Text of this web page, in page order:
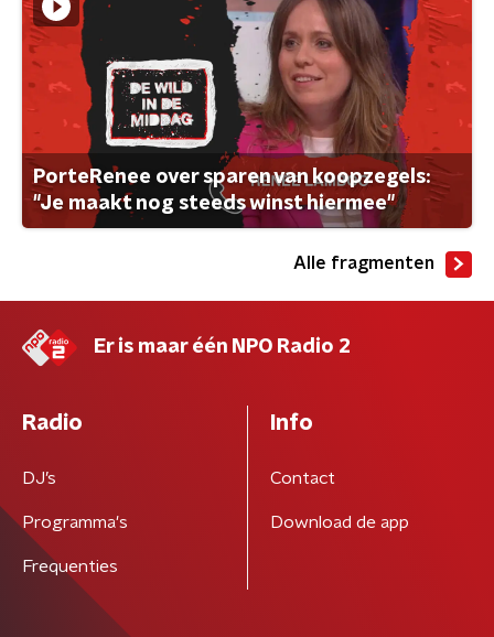
PorteRenee over sparen van koopzegels:
"Je maakt nog steeds winst hiermee"
Alle fragmenten
Er is maar één NPO Radio 2
Radio
DJ’s
Programma's
Frequenties
Info
Contact
Download de app